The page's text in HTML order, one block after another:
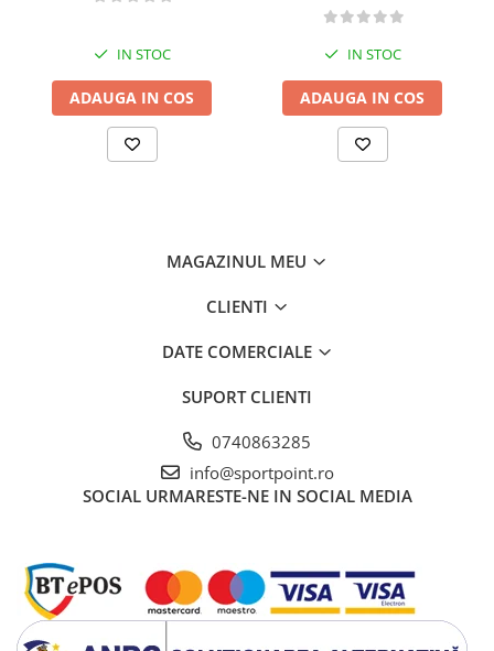
IN STOC
ADAUGA IN COS
IN STOC
ADAUGA IN COS
MAGAZINUL MEU
CLIENTI
DATE COMERCIALE
SUPORT CLIENTI
0740863285
info@sportpoint.ro
SOCIAL URMARESTE-NE IN SOCIAL MEDIA